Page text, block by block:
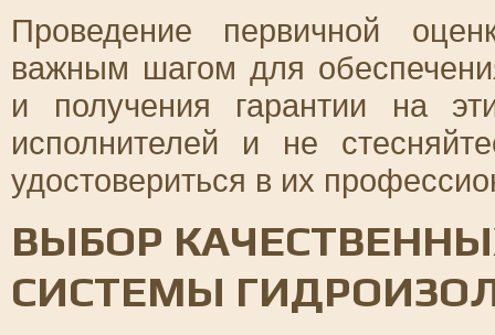
Проведение первичной
важным шагом для
и получения гарантии на
исполнителей и не
удостовериться в их
ВЫБОР
СИСТЕМЫ